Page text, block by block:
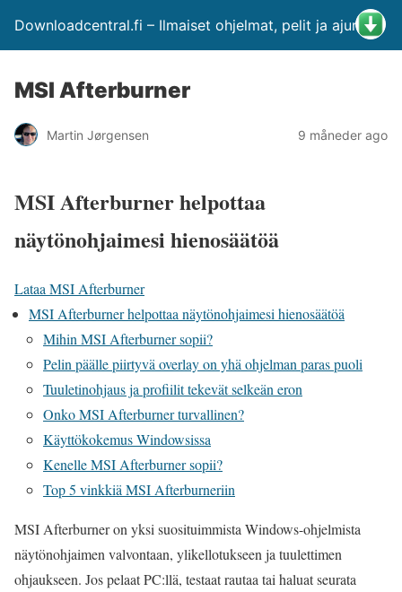
Downloadcentral.fi – Ilmaiset ohjelmat, pelit ja ajurit
MSI Afterburner
Martin Jørgensen 9 måneder ago
MSI Afterburner helpottaa
näytönohjaimesi hienosäätöä
Lataa MSI Afterburner
MSI Afterburner helpottaa näytönohjaimesi hienosäätöä
Mihin MSI Afterburner sopii?
Pelin päälle piirtyvä overlay on yhä ohjelman paras puoli
Tuuletinohjaus ja profiilit tekevät selkeän eron
Onko MSI Afterburner turvallinen?
Käyttökokemus Windowsissa
Kenelle MSI Afterburner sopii?
Top 5 vinkkiä MSI Afterburneriin
MSI Afterburner on yksi suosituimmista Windows-ohjelmista
näytönohjaimen valvontaan, ylikellotukseen ja tuulettimen
ohjaukseen. Jos pelaat PC:llä, testaat rautaa tai haluat seurata